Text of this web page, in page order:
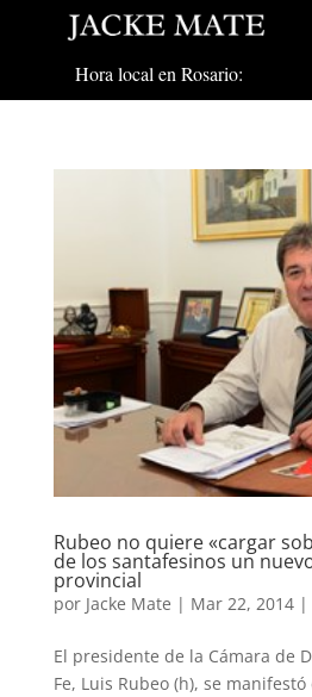
Hora local en Rosario:
Rubeo no quiere «cargar
de los santafesinos un
provincial
por Jacke Mate | Mar 22, 2014|
El presidente de la Cámara de
Fe, Luis Rubeo (h), se